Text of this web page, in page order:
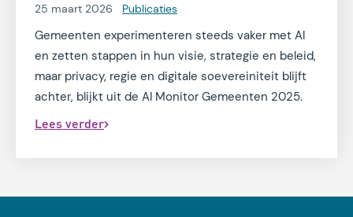
25 maart 2026 Publicaties
Gemeenten experimenteren steeds vaker met AI
en zetten stappen in hun visie, strategie en beleid,
maar privacy, regie en digitale soevereiniteit blijft
achter, blijkt uit de AI Monitor Gemeenten 2025.
Lees verder